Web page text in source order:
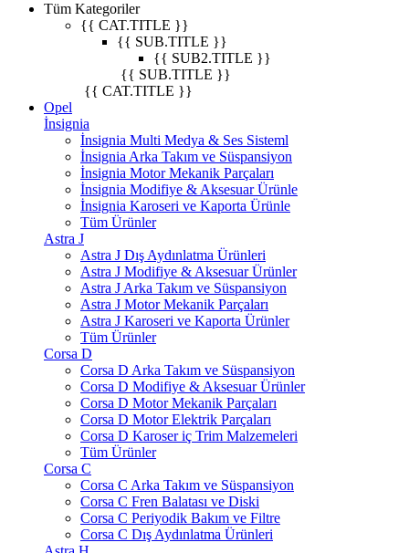
Tüm Kategoriler
{{ CAT.TITLE }}
{{ SUB.TITLE }}
{{ SUB2.TITLE }}
{{ SUB.TITLE }}
{{ CAT.TITLE }}
Opel
İnsignia
İnsignia Multi Medya & Ses Sisteml
İnsignia Arka Takım ve Süspansiyon
İnsignia Motor Mekanik Parçaları
İnsignia Modifiye & Aksesuar Ürünle
İnsignia Karoseri ve Kaporta Ürünle
Tüm Ürünler
Astra J
Astra J Dış Aydınlatma Ürünleri
Astra J Modifiye & Aksesuar Ürünler
Astra J Arka Takım ve Süspansiyon
Astra J Motor Mekanik Parçaları
Astra J Karoseri ve Kaporta Ürünler
Tüm Ürünler
Corsa D
Corsa D Arka Takım ve Süspansiyon
Corsa D Modifiye & Aksesuar Ürünler
Corsa D Motor Mekanik Parçaları
Corsa D Motor Elektrik Parçaları
Corsa D Karoser iç Trim Malzemeleri
Tüm Ürünler
Corsa C
Corsa C Arka Takım ve Süspansiyon
Corsa C Fren Balatası ve Diski
Corsa C Periyodik Bakım ve Filtre
Corsa C Dış Aydınlatma Ürünleri